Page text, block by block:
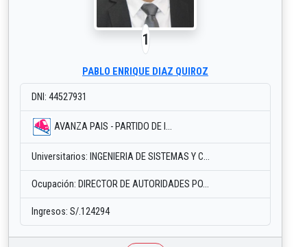
1
PABLO ENRIQUE DIAZ QUIROZ
DNI: 44527931
AVANZA PAIS - PARTIDO DE I...
Universitarios: INGENIERIA DE SISTEMAS Y C...
Ocupación: DIRECTOR DE AUTORIDADES PO...
Ingresos: S/.124294